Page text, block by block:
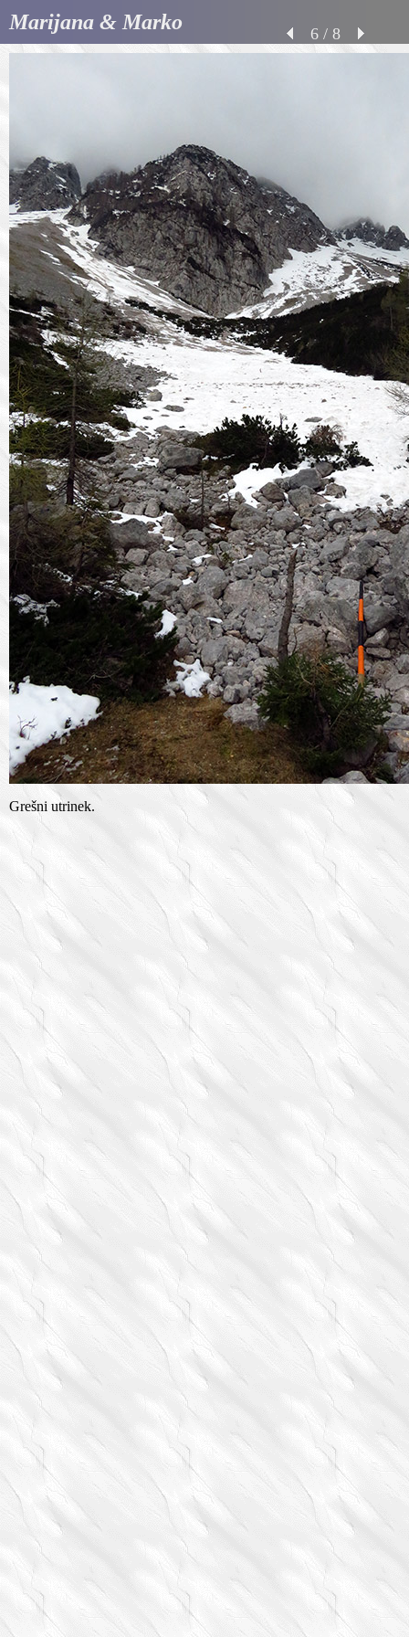
Marijana & Marko 6 / 8
Grešni utrinek.